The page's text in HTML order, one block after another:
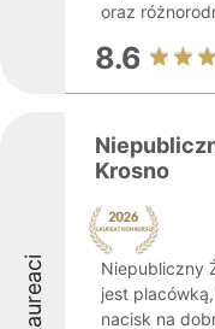
oraz
8.6
Laureaci
Krosno
Niepubliczny
jest
nacisk na